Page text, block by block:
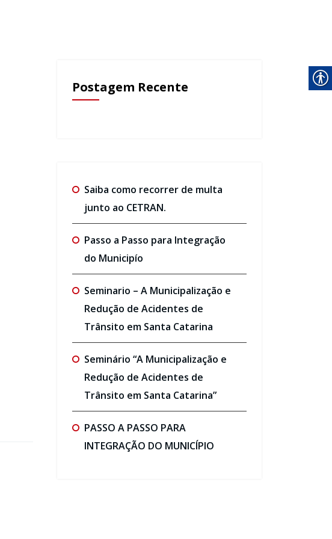
Postagem Recente
Saiba como recorrer de multa
junto ao CETRAN.
Passo a Passo para Integração
do Municipío
Seminario – A Municipalização e
Redução de Acidentes de
Trânsito em Santa Catarina
Seminário “A Municipalização e
Redução de Acidentes de
Trânsito em Santa Catarina”
PASSO A PASSO PARA
INTEGRAÇÃO DO MUNICÍPIO